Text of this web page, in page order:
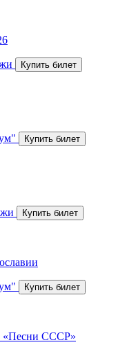
«Песни СССР»